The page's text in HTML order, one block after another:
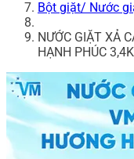
Bột giặt/ Nước
NƯỚC GIẶT XẢ
HẠNH PHÚC